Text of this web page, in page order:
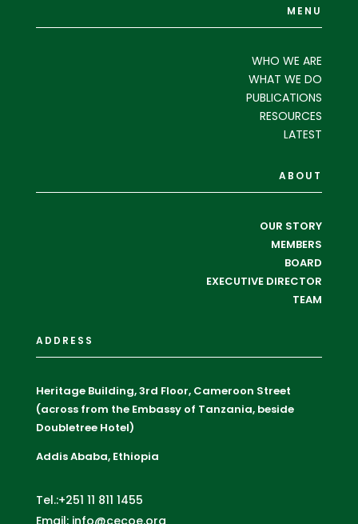
MENU
WHO WE ARE
WHAT WE DO
PUBLICATIONS
RESOURCES
LATEST
ABOUT
OUR STORY
MEMBERS
BOARD
EXECUTIVE DIRECTOR
TEAM
ADDRESS
Heritage Building, 3rd Floor, Cameroon Street
(across from the Embassy of Tanzania, beside
Doubletree Hotel)
Addis Ababa, Ethiopia
Tel.:+251 11 811 1455